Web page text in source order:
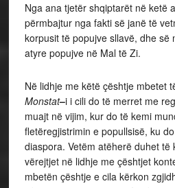
Nga ana tjetër shqiptarët në ketë
përmbajtur nga fakti së janë të
korpusit të popujve sllavë, dhe së
atyre popujve në Mal të Zi.
Në lidhje me këtë çështje mbetet
Monstat–i i cili do të merret me
muajt në vijim, kur do të kemi
fletëregjistrimin e popullsisë, ku
diaspora. Vetëm atëherë duhet të
vërejtjet në lidhje me çështjet
mbetën çështje e cila kërkon